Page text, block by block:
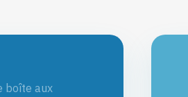
boîte aux